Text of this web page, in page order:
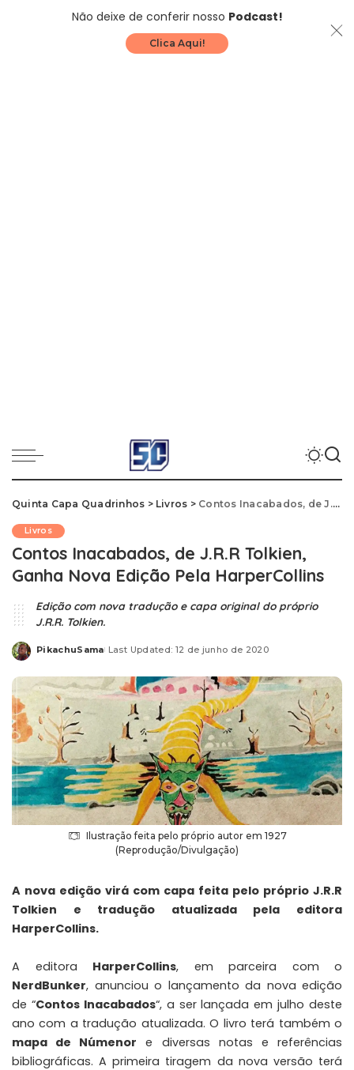
Não deixe de conferir nosso Podcast!
Clica Aqui!
Quinta Capa Quadrinhos > Livros > Contos Inacabados, de J.R.R Tolkien, Ganha Nova Edição Pela HarperCollins
Livros
Contos Inacabados, de J.R.R Tolkien,
Ganha Nova Edição Pela HarperCollins
Edição com nova tradução e capa original do próprio
J.R.R. Tolkien.
Posted
PikachuSama Last Updated: 12 de junho de 2020
Ilustração feita pelo próprio autor em 1927
(Reprodução/Divulgação)
A nova edição virá com capa feita pelo próprio J.R.R
Tolkien e tradução atualizada pela editora
HarperCollins.
A editora HarperCollins, em parceira com o
NerdBunker, anunciou o lançamento da nova edição
de “Contos Inacabados“, a ser lançada em julho deste
ano com a tradução atualizada. O livro terá também o
mapa de Númenor e diversas notas e referências
bibliográficas. A primeira tiragem da nova versão terá